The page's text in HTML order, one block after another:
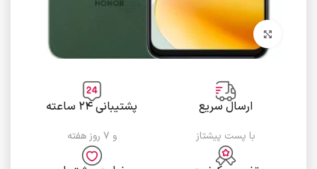
برای بزرگنمایی کلیک کنید
ارسال سریع
با پست پیشتاز
پشتیبانی ۲۴ ساعته
و ۷ روز هفته